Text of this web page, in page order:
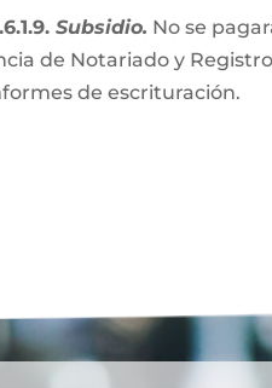
Subsidio. No se
de Notariado y
de escrituración.